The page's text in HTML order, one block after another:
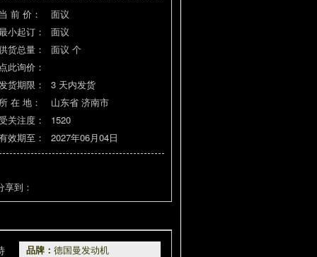
当 前 价：
面议
小起订：
面议
货总量：
面议 个
点此询价：
货期限：
3 天内发货
所 在 地：
山东省 济南市
关注度：
1520
效期至：
2027年06月04日
享到：
品牌： 德国曼发动机